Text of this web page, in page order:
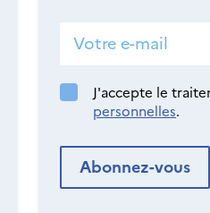
J'accepte le
personnelles.